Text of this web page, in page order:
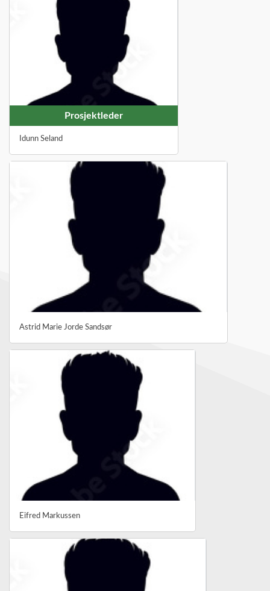
Prosjektleder
Idunn Seland
Astrid Marie Jorde Sandsør
Eifred Markussen